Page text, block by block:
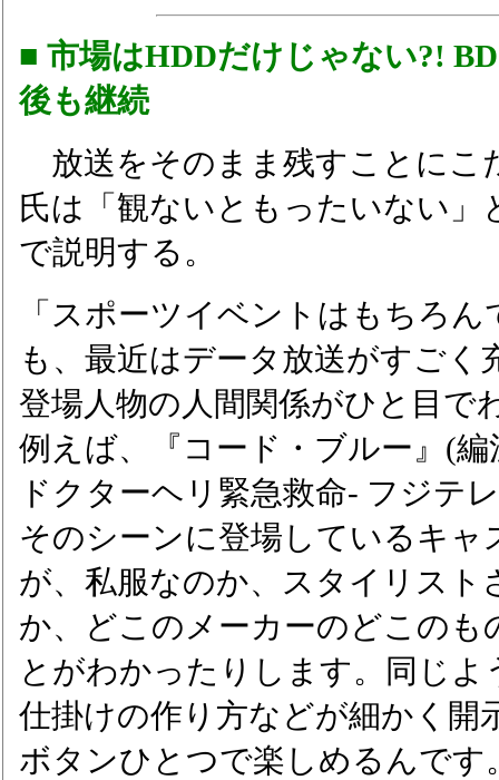
■ 市場はHDDだけじゃない?!
後も継続
放送をそのまま残すことにこ
氏は「観ないともったいない」
で説明する。
「スポーツイベントはもちろ
も、最近はデータ放送がすごく
登場人物の人間関係がひと目で
例えば、『コード・ブルー』(
ドクターヘリ緊急救命- フジテ
そのシーンに登場しているキャ
が、私服なのか、スタイリスト
か、どこのメーカーのどこのも
とがわかったりします。同じ
仕掛けの作り方などが細かく開
ボタンひとつで楽しめるんで